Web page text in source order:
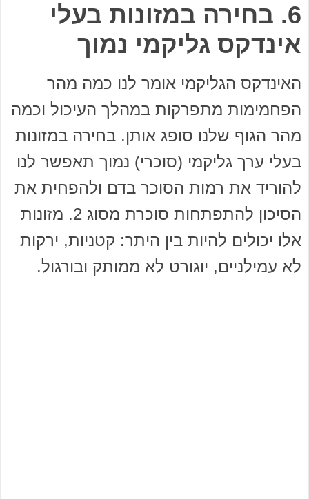
6. בחירה במזונות בעלי
אינדקס גליקמי נמוך
האינדקס הגליקמי אומר לנו כמה מהר
הפחמימות מתפרקות במהלך העיכול וכמה
מהר הגוף שלנו סופג אותן. בחירה במזונות
בעלי ערך גליקמי (סוכרי) נמוך תאפשר לנו
להוריד את רמות הסוכר בדם ולהפחית את
הסיכון להתפתחות סוכרת מסוג 2. מזונות
אלו יכולים להיות בין היתר: קטניות, ירקות
לא עמילניים, יוגורט לא ממותק ובורגול.